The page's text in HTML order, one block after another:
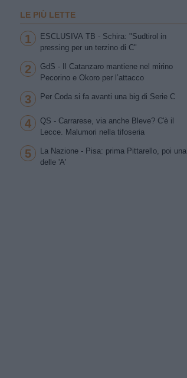
LE PIÙ LETTE
1
ESCLUSIVA TB - Schira: "Sudtirol in
pressing per un terzino di C"
2
GdS - Il Catanzaro mantiene nel mirino
Pecorino e Okoro per l’attacco
3 Per Coda si fa avanti una big di Serie C
4
QS - Carrarese, via anche Bleve? C'è il
Lecce. Malumori nella tifoseria
5
La Nazione - Pisa: prima Pittarello, poi una
delle 'A'